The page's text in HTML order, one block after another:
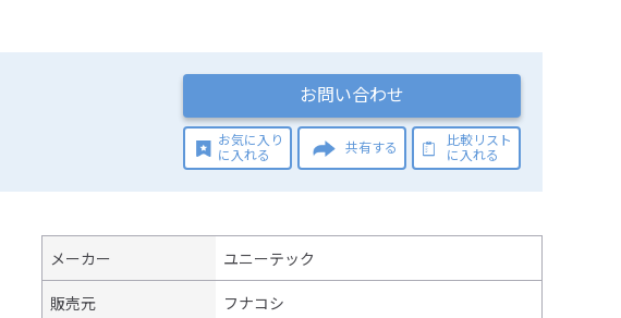
お問い合わせ
お気に入り
に入れる
共有する
比較リスト
に入れる
メーカー ユニーテック
販売元 フナコシ